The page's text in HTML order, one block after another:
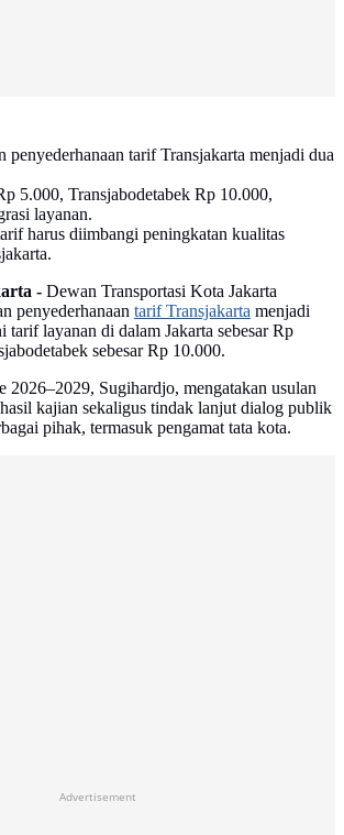
penyederhanaan tarif Transjakarta menjadi dua
5.000, Transjabodetabek Rp 10.000,
layanan.
harus diimbangi peningkatan kualitas
- Dewan Transportasi Kota Jakarta
penyederhanaan tarif Transjakarta menjadi
tarif layanan di dalam Jakarta sebesar Rp
sebesar Rp 10.000.
2026–2029, Sugihardjo, mengatakan usulan
kajian sekaligus tindak lanjut dialog publik
pihak, termasuk pengamat tata kota.
Advertisement